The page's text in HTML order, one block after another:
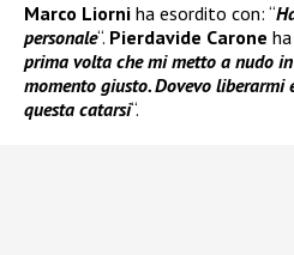
Marco Liorni ha esordito con: “
personale“. Pierdavide Carone
prima volta che mi metto a nudo
momento giusto. Dovevo liberarmi
questa catarsi“.